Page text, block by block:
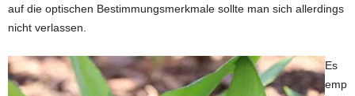
auf die optischen Bestimmungsmerkmale sollte man sich allerdings
nicht verlassen.
Es
emp